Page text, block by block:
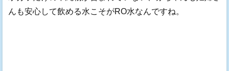
んも安心して飲める水こそがRO水なんですね。